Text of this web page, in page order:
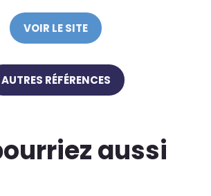
VOIR LE SITE
AUTRES RÉFÉRENCES
aussi